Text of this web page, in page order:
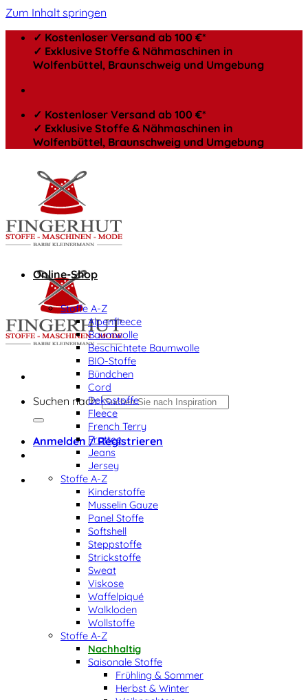
Zum Inhalt springen
✓ Kostenloser Versand ab 100 €*
✓ Exklusive Stoffe & Nähmaschinen in
Wolfenbüttel, Braunschweig und Umgebung
✓ Kostenloser Versand ab 100 €*
✓ Exklusive Stoffe & Nähmaschinen in
Wolfenbüttel, Braunschweig und Umgebung
Suchen nach:
Anmelden / Registrieren
Online-Shop
Stoffe A-Z
Alpenfleece
Baumwolle
Beschichtete Baumwolle
BIO-Stoffe
Bündchen
Cord
Dekostoffe
Fleece
French Terry
Frottee
Jeans
Jersey
Stoffe A-Z
Kinderstoffe
Musselin Gauze
Panel Stoffe
Softshell
Steppstoffe
Strickstoffe
Sweat
Viskose
Waffelpiqué
Walkloden
Wollstoffe
Stoffe A-Z
Nachhaltig
Saisonale Stoffe
Frühling & Sommer
Herbst & Winter